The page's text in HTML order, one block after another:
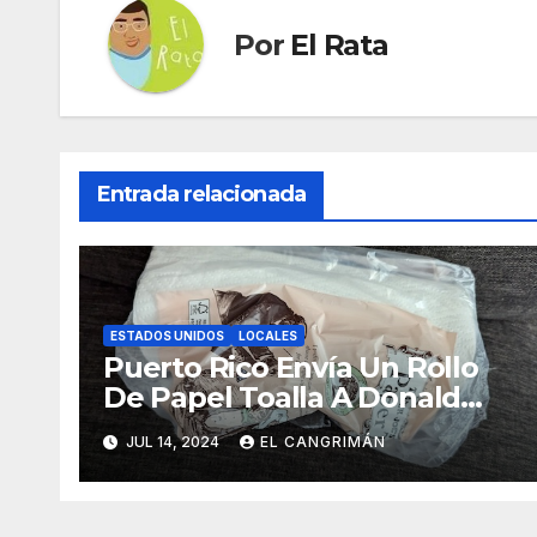
Por El Rata
Entrada relacionada
ESTADOS UNIDOS LOCALES
Puerto Rico Envía Un Rollo
De Papel Toalla A Donald
Trump Pa’ Que Use Las Hojas
De Curita
JUL 14, 2024 EL CANGRIMÁN